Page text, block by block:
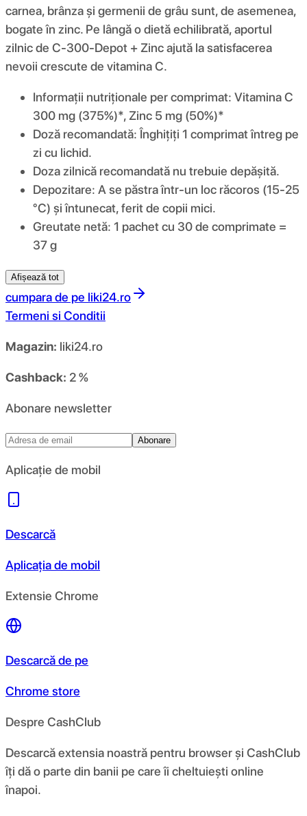
carnea, brânza și germenii de grâu sunt, de asemenea,
bogate în zinc. Pe lângă o dietă echilibrată, aportul
zilnic de C-300-Depot + Zinc ajută la satisfacerea
nevoii crescute de vitamina C.
Informații nutriționale per comprimat: Vitamina C
300 mg (375%)*, Zinc 5 mg (50%)*
Doză recomandată: Înghițiți 1 comprimat întreg pe
zi cu lichid.
Doza zilnică recomandată nu trebuie depășită.
Depozitare: A se păstra într-un loc răcoros (15-25
°C) și întunecat, ferit de copii mici.
Greutate netă: 1 pachet cu 30 de comprimate =
37 g
Afișează tot
cumpara de pe liki24.ro
Termeni si Conditii
Magazin: liki24.ro
Cashback: 2 %
Abonare newsletter
Abonare
Aplicație de mobil
Descarcă
Aplicația de mobil
Extensie Chrome
Descarcă de pe
Chrome store
Despre CashClub
Descarcă extensia noastră pentru browser și CashClub
îți dă o parte din banii pe care îi cheltuiești online
înapoi.